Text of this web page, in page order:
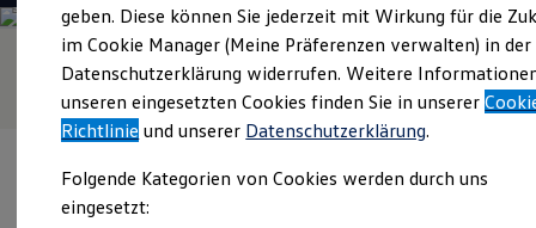
Auf- und Umbauten entdecken & konfigurieren
Groß- und Sonderkunden
Großkunden
Kommunen & Behörden
Journalisten
Sportvereine
Branchenlösungen
Gewerbliche Personenbeförderung
Service & mobile Werkstätten
geben. Diese können Sie jederzeit mit Wirkung für die
im Cookie Manager (Meine Präferenzen verwalten) in der
Datenschutzerklärung widerrufen. Weitere
unseren eingesetzten Cookies finden Sie in unserer
Richtlinie und unserer Datenschutzerklärung.
Folgende Kategorien von Cookies werden durch uns
eingesetzt: